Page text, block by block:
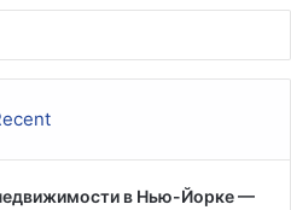
в Нью-Йорке —